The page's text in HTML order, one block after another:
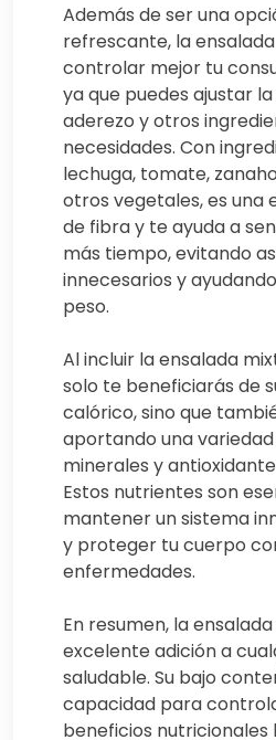
Además de ser una
refrescante, la
controlar mejor tu
ya que puedes ajustar
aderezo y otros
necesidades. Con
lechuga, tomate,
otros vegetales, es una
de fibra y te ayuda a
más tiempo, evitando
innecesarios y
peso.
Al incluir la ensalada
solo te beneficiarás de
calórico, sino que
aportando una
minerales y
Estos nutrientes son
mantener un sistema
y proteger tu cuerpo
enfermedades.
En resumen, la
excelente adición a
saludable. Su bajo
capacidad para
beneficios